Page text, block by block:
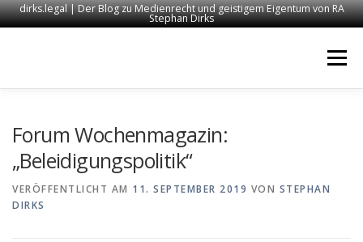
dirks.legal | Der Blog zu Medienrecht und geistigem Eigentum von RA
Stephan Dirks
Menü
Forum Wochenmagazin:
„Beleidigungspolitik“
VERÖFFENTLICHT AM 11. SEPTEMBER 2019 VON STEPHAN
DIRKS